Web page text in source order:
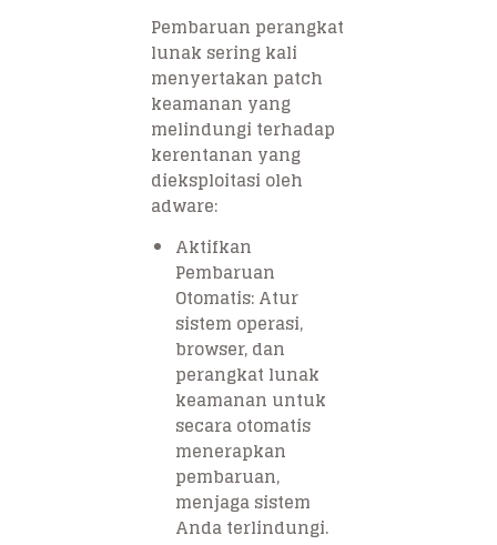
Pembaruan perangkat
lunak sering kali
menyertakan patch
keamanan yang
melindungi terhadap
kerentanan yang
dieksploitasi oleh
adware:
Aktifkan
Pembaruan
Otomatis: Atur
sistem operasi,
browser, dan
perangkat lunak
keamanan untuk
secara otomatis
menerapkan
pembaruan,
menjaga sistem
Anda terlindungi.